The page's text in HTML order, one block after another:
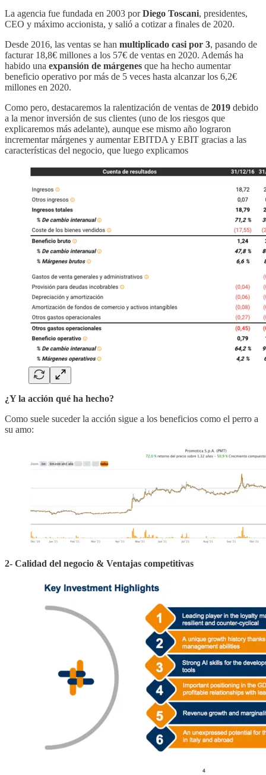
La agencia fue fundada en 2003 porDiego Toscani, presidentes,
CEO y máximo accionista, y salió a cotizar a finales de 2020.
Desde 2016, las ventas se han multiplicado casi por 3, pasando de
facturar 18,8€ millones a los 57€ de ventas en 2020. Además ha
habido una expansión de márgenes que ha hecho aumentar
beneficio operativo por más de 5 veces hasta alcanzar los 6,2€
millones en 2020.
Como pero, destacaremos la ralentización de ventas de 2019 debido
a la menor inversión de sus clientes (uno de los riesgos que
explicaremos más adelante), aunque ese mismo año lograron
incrementar márgenes y aumentar EBITDA y EBIT gracias a las
características del negocio, que luego explicamos
¿Y la acción qué ha hecho?
Como suele suceder la acción sigue a los beneficios como el perro a
su amo:
2- Calidad del negocio & Ventajas competitivas